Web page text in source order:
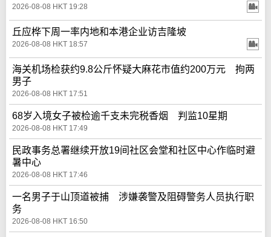
2026-08-08 HKT 19:28
丘应桦下周一率内地和本港企业访吉隆坡
2026-08-08 HKT 18:57
海关机场检获约9.8公斤怀疑大麻花市值约200万元 拘两
男子
2026-08-08 HKT 17:51
68岁入境女子被检逾千支未完税香烟 判监10星期
2026-08-08 HKT 17:49
民政事务总署继续开放19间社区会堂和社区中心作临时避
暑中心
2026-08-08 HKT 17:46
一名男子于山顶道被捕 涉嫌袭警及阻碍警务人员执行职
务
2026-08-08 HKT 16:50